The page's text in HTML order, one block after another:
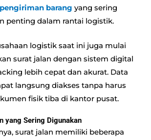
barang yang sering
penting dalam rantai logistik.
logistik saat ini juga mulai
surat jalan dengan sistem digital
lebih cepat dan akurat. Data
langsung diakses tanpa harus
fisik tiba di kantor pusat.
yang Sering Digunakan
surat jalan memiliki beberapa